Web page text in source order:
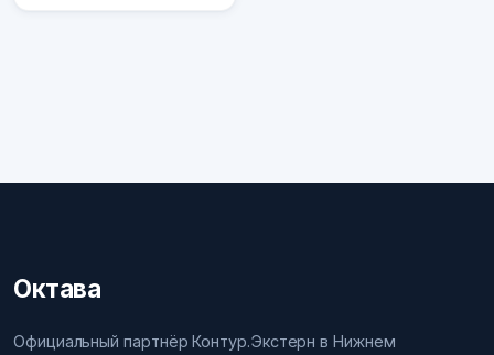
Октава
Официальный партнёр Контур.Экстерн в Нижнем